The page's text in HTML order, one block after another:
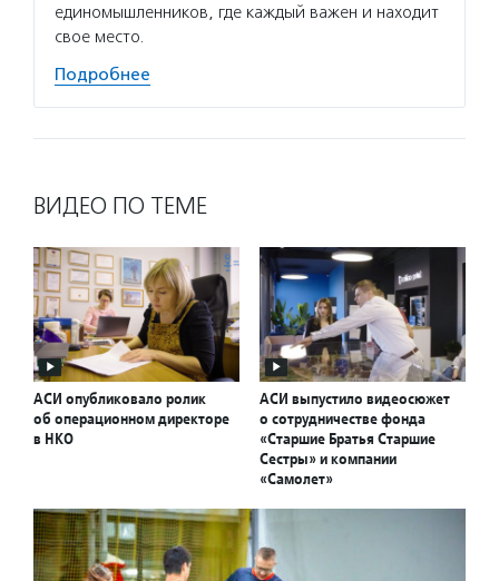
единомышленников, где каждый важен и находит
свое место.
Подробнее
ВИДЕО ПО ТЕМЕ
АСИ опубликовало ролик
об операционном директоре
в НКО
АСИ выпустило видеосюжет
о сотрудничестве фонда
«Старшие Братья Старшие
Сестры» и компании
«Самолет»